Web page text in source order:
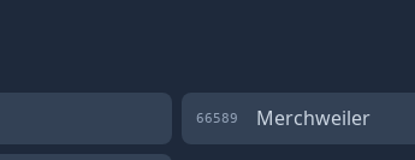
66589 Merchweiler